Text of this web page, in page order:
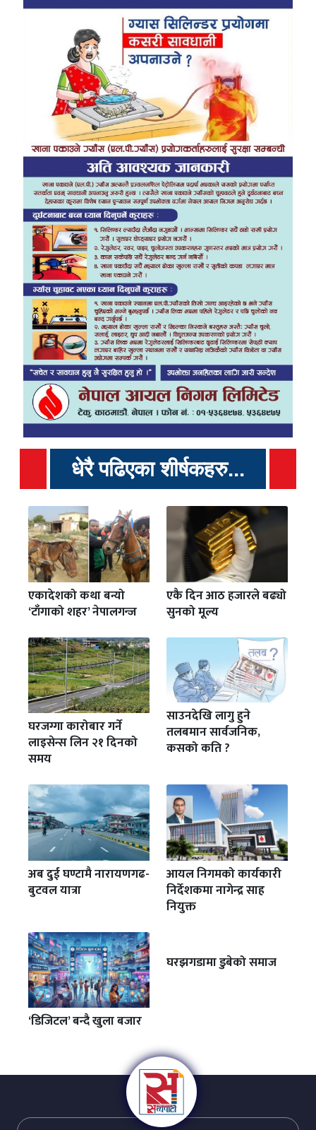
धेरै पढिएका शीर्षकहरु...
एकादेशको कथा बन्यो
‘टाँगाको शहर’ नेपालगन्ज
एकै दिन आठ हजारले बढ्यो
सुनको मूल्य
घरजग्गा कारोबार गर्ने
लाइसेन्स लिन २१ दिनको
समय
साउनदेखि लागु हुने
तलबमान सार्वजनिक,
कसको कति ?
अब दुई घण्टामै नारायणगढ-
बुटवल यात्रा
आयल निगमको कार्यकारी
निर्देशकमा नागेन्द्र साह
नियुक्त
‘डिजिटल’ बन्दै खुला बजार
घरझगडामा डुबेको समाज